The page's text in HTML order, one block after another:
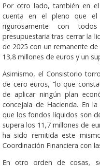
Por otro lado, también en
cuenta en el pleno que el
rigurosamente con
presupuestaria tras cerrar la
de 2025 con un remanente
13,8 millones de euros y un
Asimismo, el Consistorio
de cero euros, “lo que
de aplicar ningún plan
concejala de Hacienda. En
que los fondos líquidos son
supera los 11,7 millones de
ha sido remitida este
Coordinación Financiera con
En otro orden de cosas,